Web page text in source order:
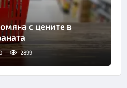
с цените в
0 2899